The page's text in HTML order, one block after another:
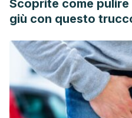
https://
kidney-and-bladder-health
Mayo Clinic. (2022, octubre
beber todos los días?
https://
and-healthy-eating/in-
Orthopedic Associates.
Scoprite come
giù con questo